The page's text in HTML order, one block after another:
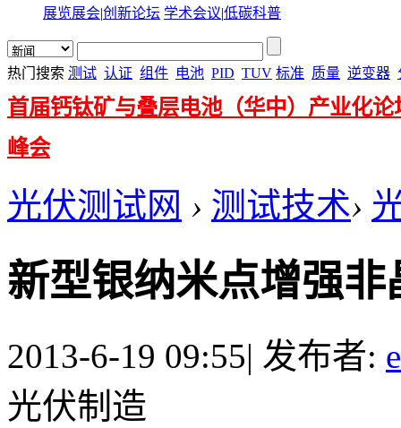
展览展会|创新论坛 学术会议|低碳科普
热门搜索 测试 认证 组件 电池 PID TUV 标准 质量 逆变器
首届钙钛矿与叠层电池（华中）产业化论
峰会
光伏测试网 › 测试技术›
新型银纳米点增强
2013-6-19 09:55| 发布者:
光伏制造